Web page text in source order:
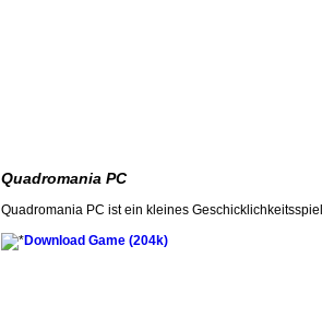
Quadromania PC
Quadromania PC ist ein kleines
Download Game (204k)